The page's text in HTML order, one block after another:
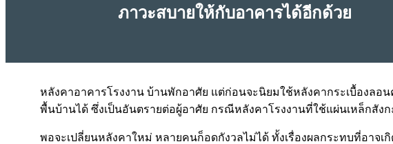
ภาวะสบายให้กับอาคารได้อีกด้วย
หลังคาอาคารโรงงาน บ้านพักอาศัย แต่ก่อนจะนิยมใช้หลังคากระเบื้องลอ
พื้นบ้านได้ ซึ่งเป็นอันตรายต่อผู้อาศัย กรณีหลังคาโรงงานที่ใช้แผ่นเหล็กสั
พอจะเปลี่ยนหลังคาใหม่ หลายคนก็อดกังวลไม่ได้ ทั้งเรื่องผลกระทบที่อาจ